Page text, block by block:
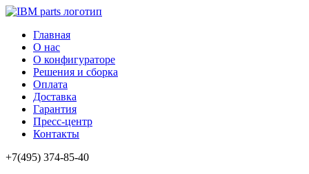
Главная
О нас
О конфигураторе
Решения и сборка
Оплата
Доставка
Гарантия
Пресс-центр
Контакты
+7(495) 374-85-40